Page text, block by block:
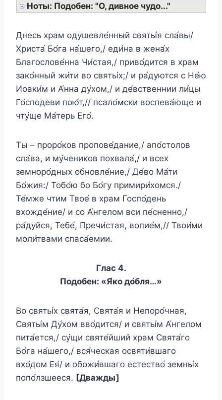
Ноты: Подобен: "О, дивное чудо..."
Днесь храм одушевле́нный святы́я сла́вы/
Христа́ Бо́га на́шего,/ еди́на в жена́х
Благослове́нна Чи́стая,/ приво́дится в храм
зако́нный жи́ти во святы́х;/ и ра́дуются с Не́ю
Иоаки́м и А́нна ду́хом,/ и де́вственнии ли́цы
Го́сподеви пою́т,// псало́мски воспева́юще и
чту́ще Ма́терь Его́.
Ты – проро́ков пропове́дание,/ апо́столов
сла́ва, и му́чеников похвала́,/ и всех
земноро́дных обновле́ние,/ Де́во Ма́ти
Бо́жия:/ Тобо́ю бо Бо́гу примири́хомся./
Те́мже чтим Твое́ в храм Госпо́день
вхожде́ние/ и со А́нгелом вси пе́сненно,/
ра́дуйся, Тебе́, Пречи́стая, вопие́м,// Твои́ми
моли́твами спаса́емии.
Глас 4.
Подобен: «Я́ко до́бля…»
Во святы́х свята́я, Свята́я и Непоро́чная,
Святы́м Ду́хом вво́дится/ и святы́м А́нгелом
пита́ется,/ су́щи святе́йший храм Свята́го
Бо́га на́шего,/ вся́ческая освяти́вшаго
вхо́дом Ея́/ и обожи́вшаго естество́ земны́х
попо́лзшееся. [Дважды]